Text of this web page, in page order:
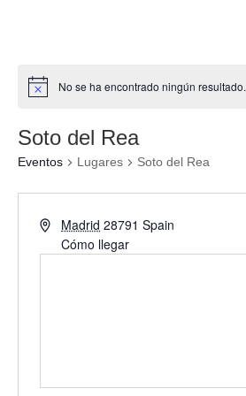
No se ha encontrado ningún resultado.
Soto del Rea
Eventos Lugares Soto del Rea
Madrid 28791 Spain
Cómo llegar